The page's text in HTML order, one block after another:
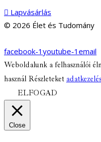
Lapvásárlás
© 2026 Élet és Tudomány
facebook-1 youtube-1 email
Weboldalunk a felhasználói
használ Részleteket
ELFOGAD
Close